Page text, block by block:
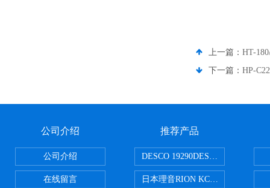
上一篇： HT-
下一篇： HP-
公司介绍
公司介绍
在线留言
推荐产品
DESCO 19290DESCO 19290重锤
日本理音RION KC-51/KC-52便携